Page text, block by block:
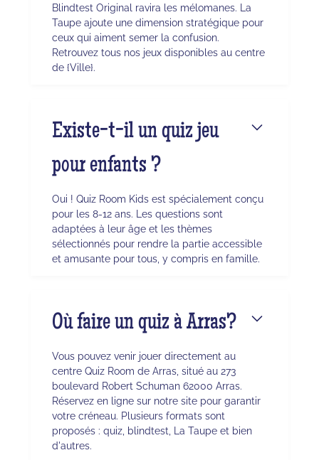
Blindtest Original ravira les mélomanes. La
Taupe ajoute une dimension stratégique pour
ceux qui aiment semer la confusion.
Retrouvez tous nos jeux disponibles au centre
de {Ville}.
Existe-t-il un quiz jeu
pour enfants ?
Oui ! Quiz Room Kids est spécialement conçu
pour les 8-12 ans. Les questions sont
adaptées à leur âge et les thèmes
sélectionnés pour rendre la partie accessible
et amusante pour tous, y compris en famille.
Où faire un quiz à Arras?
Vous pouvez venir jouer directement au
centre Quiz Room de Arras, situé au 273
boulevard Robert Schuman 62000 Arras.
Réservez en ligne sur notre site pour garantir
votre créneau. Plusieurs formats sont
proposés : quiz, blindtest, La Taupe et bien
d'autres.